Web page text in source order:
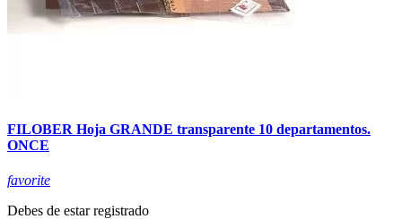
FILOBER Hoja GRANDE transparente 10 departamentos.
ONCE
favorite
Debes de estar registrado